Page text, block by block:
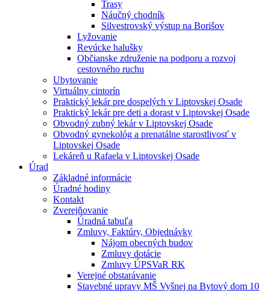
Trasy
Náučný chodník
Silvestrovský výstup na Borišov
Lyžovanie
Revúcke halušky
Občianske združenie na podporu a rozvoj
cestovného ruchu
Ubytovanie
Virtuálny cintorín
Praktický lekár pre dospelých v Liptovskej Osade
Praktický lekár pre deti a dorast v Liptovskej Osade
Obvodný zubný lekár v Liptovskej Osade
Obvodný gynekológ a prenatálne starostlivosť v
Liptovskej Osade
Lekáreň u Rafaela v Liptovskej Osade
Úrad
Základné informácie
Úradné hodiny
Kontakt
Zverejňovanie
Úradná tabuľa
Zmluvy, Faktúry, Objednávky
Nájom obecných budov
Zmluvy dotácie
Zmluvy ÚPSVaR RK
Verejné obstarávanie
Stavebné upravy MŠ Vyšnej na Bytový dom 10